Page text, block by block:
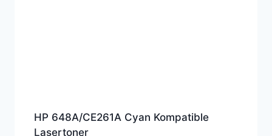
HP 648A/CE261A Cyan Kompatible
Lasertoner